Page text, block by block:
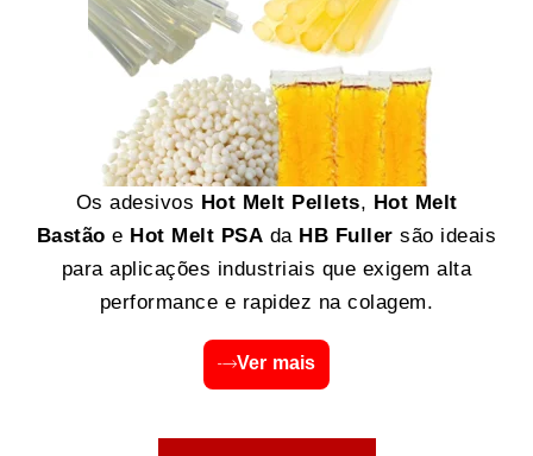
Os adesivos Hot Melt Pellets, Hot Melt
Bastão e Hot Melt PSA da HB Fuller são ideais
para aplicações industriais que exigem alta
performance e rapidez na colagem.
Ver mais